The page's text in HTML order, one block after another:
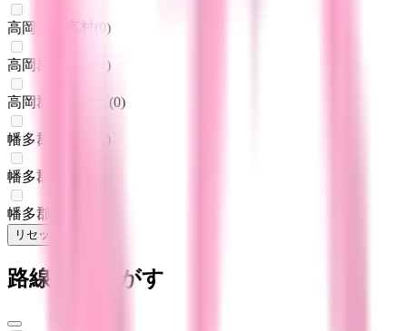
高岡郡日高村 (0)
高岡郡津野町 )
高岡郡四万十町 (0)
幡多郡大月町 )
幡多郡三原村
幡多郡黒潮町
リセット
路線からさがす